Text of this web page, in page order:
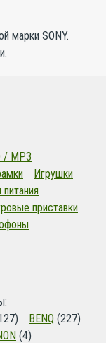
марки SONY.
/ MP3
Игрушки
приставки
BENQ (227)
(4)